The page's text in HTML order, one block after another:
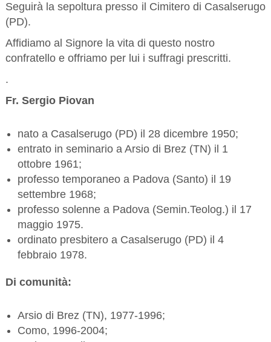
Seguirà la sepoltura presso il Cimitero di Casalserugo
(PD).
Affidiamo al Signore la vita di questo nostro
confratello e offriamo per lui i suffragi prescritti.
.
Fr. Sergio Piovan
nato a Casalserugo (PD) il 28 dicembre 1950;
entrato in seminario a Arsio di Brez (TN) il 1
ottobre 1961;
professo temporaneo a Padova (Santo) il 19
settembre 1968;
professo solenne a Padova (Semin.Teolog.) il 17
maggio 1975.
ordinato presbitero a Casalserugo (PD) il 4
febbraio 1978.
Di comunità:
Arsio di Brez (TN), 1977-1996;
Como, 1996-2004;